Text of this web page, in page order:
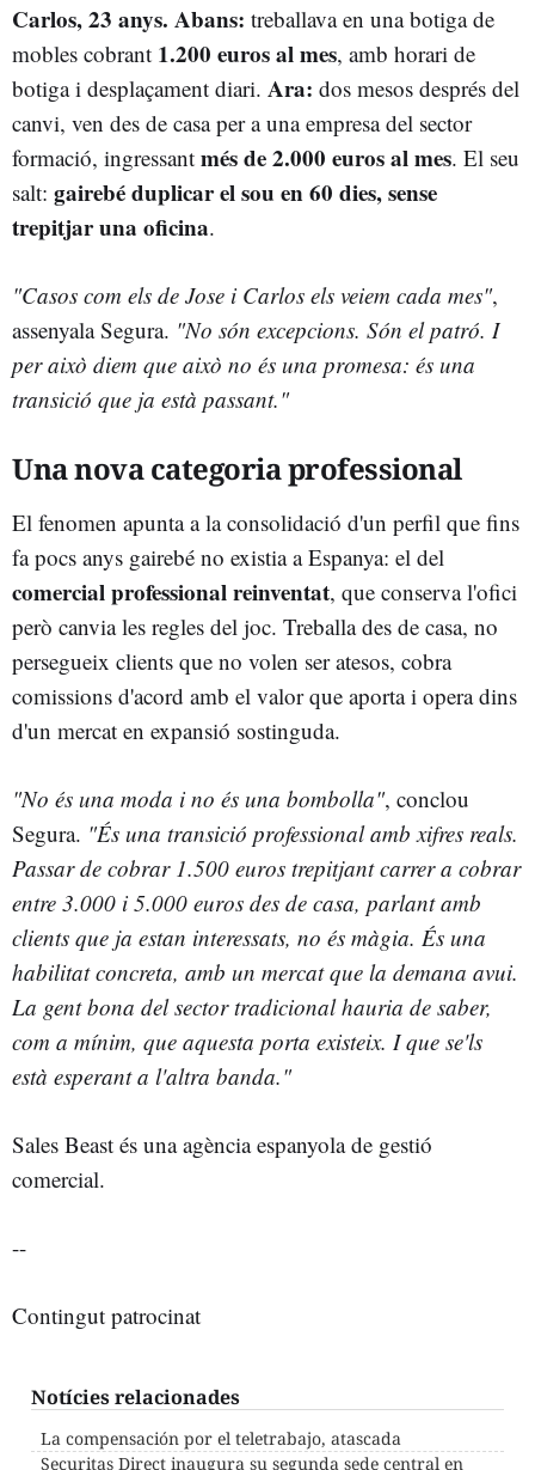
Carlos, 23 anys. Abans: treballava en una botiga de
mobles cobrant 1.200 euros al mes, amb horari de
botiga i desplaçament diari. Ara: dos mesos després del
canvi, ven des de casa per a una empresa del sector
formació, ingressant més de 2.000 euros al mes. El seu
salt: gairebé duplicar el sou en 60 dies, sense
trepitjar una oficina.
"Casos com els de Jose i Carlos els veiem cada mes",
assenyala Segura. "No són excepcions. Són el patró. I
per això diem que això no és una promesa: és una
transició que ja està passant."
Una nova categoria professional
El fenomen apunta a la consolidació d'un perfil que fins
fa pocs anys gairebé no existia a Espanya: el del
comercial professional reinventat, que conserva l'ofici
però canvia les regles del joc. Treballa des de casa, no
persegueix clients que no volen ser atesos, cobra
comissions d'acord amb el valor que aporta i opera dins
d'un mercat en expansió sostinguda.
"No és una moda i no és una bombolla", conclou
Segura. "És una transició professional amb xifres reals.
Passar de cobrar 1.500 euros trepitjant carrer a cobrar
entre 3.000 i 5.000 euros des de casa, parlant amb
clients que ja estan interessats, no és màgia. És una
habilitat concreta, amb un mercat que la demana avui.
La gent bona del sector tradicional hauria de saber,
com a mínim, que aquesta porta existeix. I que se'ls
està esperant a l'altra banda."
Sales Beast és una agència espanyola de gestió
comercial.
--
Contingut patrocinat
Notícies relacionades
La compensación por el teletrabajo, atascada
Securitas Direct inaugura su segunda sede central en